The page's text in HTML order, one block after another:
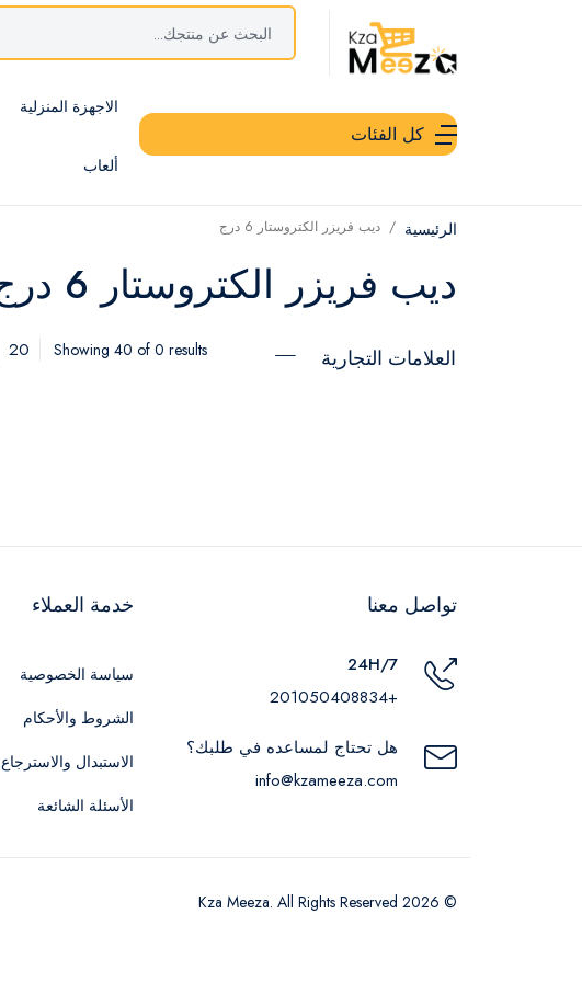
كل الفئات
الاجهزة المنزلية
ألعاب
الرئيسية ديب فريزر الكتروستار 6 درج
ديب فريزر الكتروستار 6 درج
العلامات التجارية Showing 40 of 0 results
20
تواصل معنا
24H/7
+201050408834
هل تحتاج لمساعده في طلبك؟
info@kzameeza.com
خدمة العملاء
سياسة الخصوصية
الشروط والأحكام
الاستبدال والاسترجاع
الأسئلة الشائعة
© 2026 Kza Meeza. All Rights Reserved